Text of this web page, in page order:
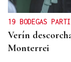
19 BODEGAS
Verín
Monterrei